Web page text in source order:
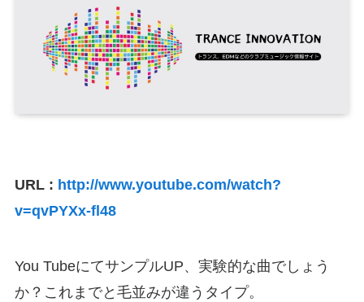
URL : http://www.youtube.com/watch?
v=qvPYXx-fl48
You TubeにてサンプルUP、実験的な曲でしょう
か？これまでと毛並みが違うタイプ。